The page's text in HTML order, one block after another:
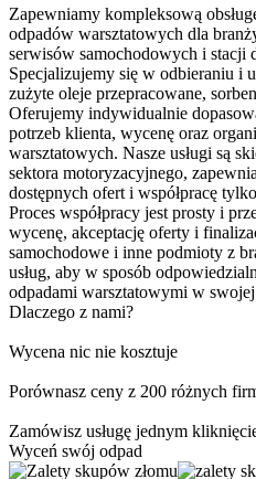
Zapewniamy kompleksową
odpadów warsztatowych dla
serwisów samochodowych i stacji
Specjalizujemy się w odbieraniu i
zużyte oleje przepracowane,
Oferujemy indywidualnie
potrzeb klienta, wycenę oraz
warsztatowych. Nasze usługi są
sektora motoryzacyjnego,
dostępnych ofert i współpracę
Proces współpracy jest prosty i
wycenę, akceptację oferty i
samochodowe i inne podmioty z
usług, aby w sposób
odpadami warsztatowymi w
Dlaczego z nami?
Wycena nic nie kosztuje
Porównasz ceny z 200 różnych
Zamówisz usługę jednym
Wyceń swój odpad